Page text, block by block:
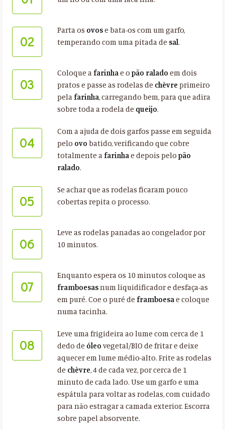
02
Parta os ovose bata-os com um garfo,
temperando com uma pitada de sal.
03
Coloque afarinhae opão ralado em dois
pratos e passe as rodelas de chèvre primeiro
pelafarinha, carregando bem, para que adira
sobre toda a rodela de queijo.
04
Com a ajuda de dois garfos passe em seguida
pelo ovo batido, verificando que cobre
totalmente afarinhae depois pelopão
ralado.
05
Se achar que as rodelas ficaram pouco
cobertas repita o processo.
06
Leve as rodelas panadas ao congelador por
10 minutos.
07
Enquanto espera os 10 minutos coloque as
framboesasnum liquidificador e desfaça-as
em puré. Coe o puré de framboesae coloque
numa tacinha.
08
Leve uma frigideira ao lume com cerca de 1
dedo de óleo vegetal/BIO de fritar e deixe
aquecer em lume médio-alto. Frite as rodelas
de chèvre, 4 de cada vez, por cerca de 1
minuto de cada lado. Use um garfo e uma
espátula para voltar as rodelas, com cuidado
para não estragar a camada exterior. Escorra
sobre papel absorvente.